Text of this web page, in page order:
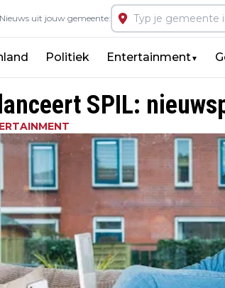
Nieuws uit jouw gemeente:
Politiek Entertainment▼
SPIL: